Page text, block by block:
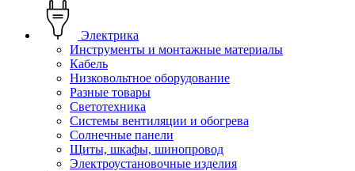
Электрика
Инструменты и монтажные материалы
Кабель
Низковольтное оборудование
Разные товары
Светотехника
Системы вентиляции и обогрева
Солнечные панели
Щиты, шкафы, шинопровод
Электроустановочные изделия